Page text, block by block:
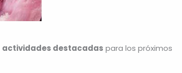
actividades destacadas para los próximos